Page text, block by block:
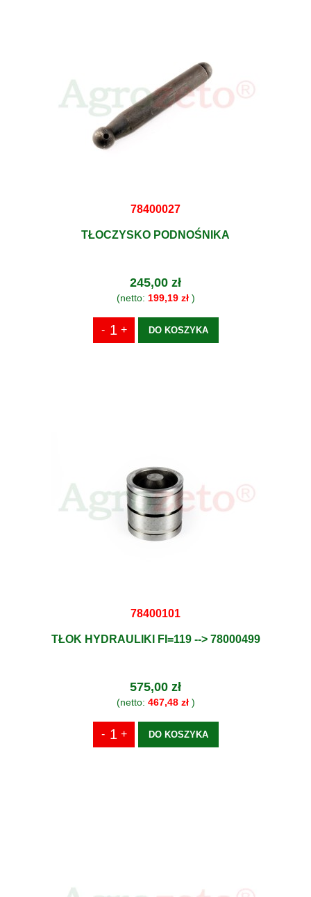
78400027
TŁOCZYSKO PODNOŚNIKA
245,00 zł
(netto: 199,19 zł)
DO KOSZYKA
78400101
TŁOK HYDRAULIKI FI=119 --> 78000499
575,00 zł
(netto: 467,48 zł)
DO KOSZYKA